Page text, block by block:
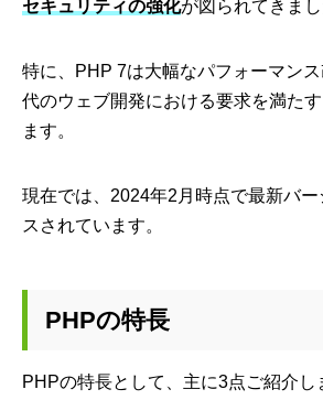
セキュリティの強化が図られてきまし
特に、PHP 7は大幅なパフォーマン
代のウェブ開発における要求を満た
ます。
現在では、2024年2月時点で最新バ
スされています。
PHPの特長
PHPの特長として、主に3点ご紹介し